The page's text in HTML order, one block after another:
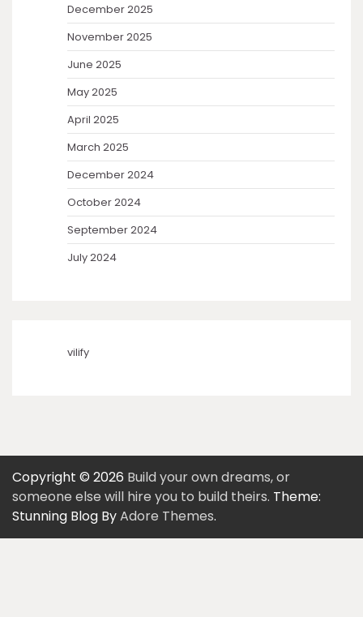
December 2025
November 2025
June 2025
May 2025
April 2025
March 2025
December 2024
October 2024
September 2024
July 2024
vilify
Copyright © 2026 Build your own dreams, or
someone else will hire you to build theirs. Theme:
Stunning Blog ByAdore Themes.